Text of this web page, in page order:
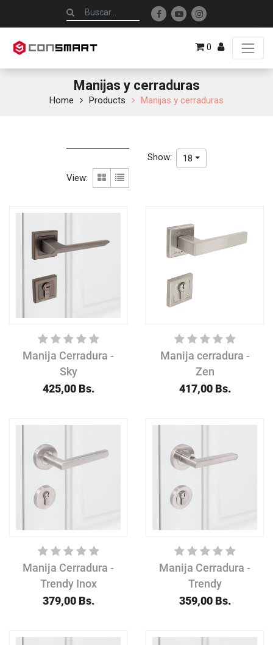
0
Manijas y cerraduras
Home Products Manijas y cerraduras
View:
Show: 18
Manija Cerradura -
Sky
425,00Bs.
Manija cerradura -
Zen
417,00Bs.
Manija Cerradura -
Trendy Inox
379,00Bs.
Manija Cerradura -
Trendy
359,00Bs.